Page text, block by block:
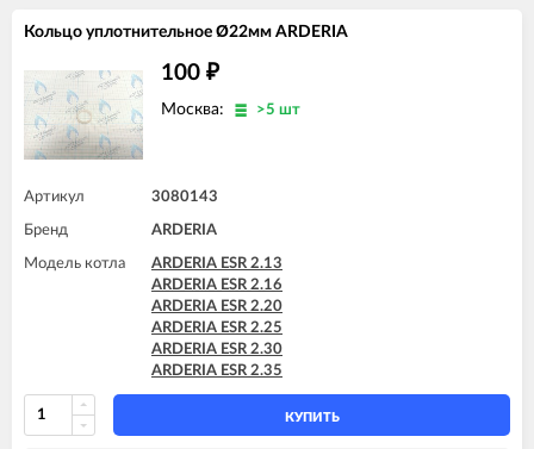
Кольцо уплотнительное Ø22мм ARDERIA
100 ₽
Москва: >5 шт
Артикул 3080143
Бренд ARDERIA
Модель котла
ARDERIA ESR 2.13
ARDERIA ESR 2.16
ARDERIA ESR 2.20
ARDERIA ESR 2.25
ARDERIA ESR 2.30
ARDERIA ESR 2.35
КУПИТЬ